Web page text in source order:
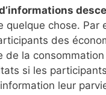
quelque chose. Par
des
de la
si les
leur